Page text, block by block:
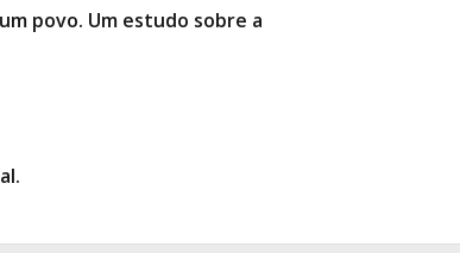
povo. Um estudo sobre a